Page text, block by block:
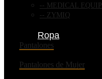
MEDICAL EQUIP
ZYMIQ
Ropa
Pantalones
Pantalones de Mujer